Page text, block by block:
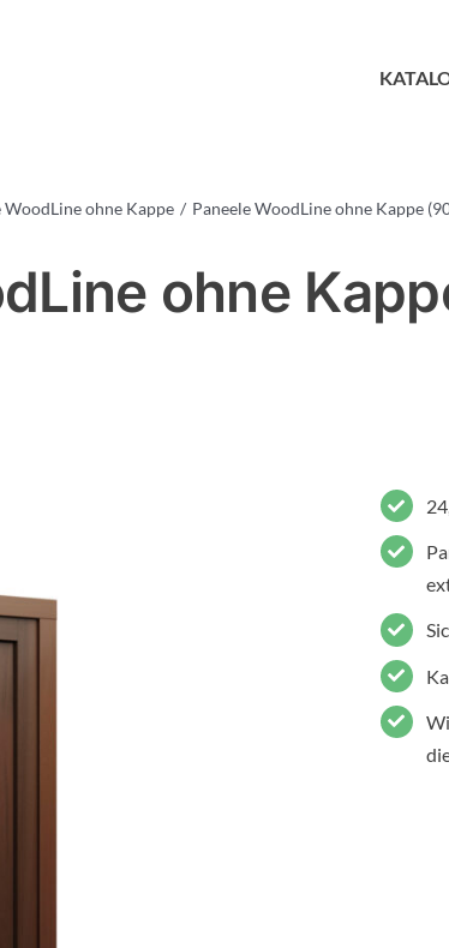
WoodLine ohne Kappe Paneele WoodLine ohne Kappe
ohne